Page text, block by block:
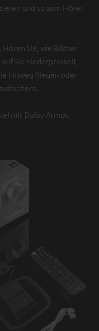
und so zum Hörer
Hören Sie, wie Blätter
Sie niederprasselt,
hinweg fliegen oder
mit Dolby Atmos,